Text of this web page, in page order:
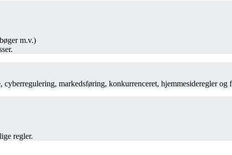
m.v.)
markedsføring, konkurrenceret, hjemmesideregler og
regler.